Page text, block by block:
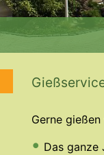
Gerne
Das ganze